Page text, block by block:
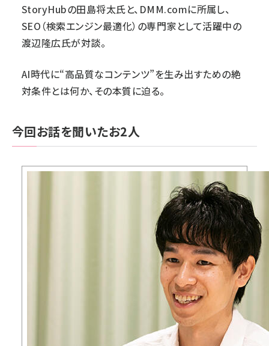
StoryHubの田島将太氏と、DMM.comに所属し、
SEO（検索エンジン最適化）の専門家として活躍中の
渡辺隆広氏が対談。
AI時代に“高品質なコンテンツ”を生み出すための絶
対条件とは何か、その本質に迫る。
今回お話を聞いたお2人